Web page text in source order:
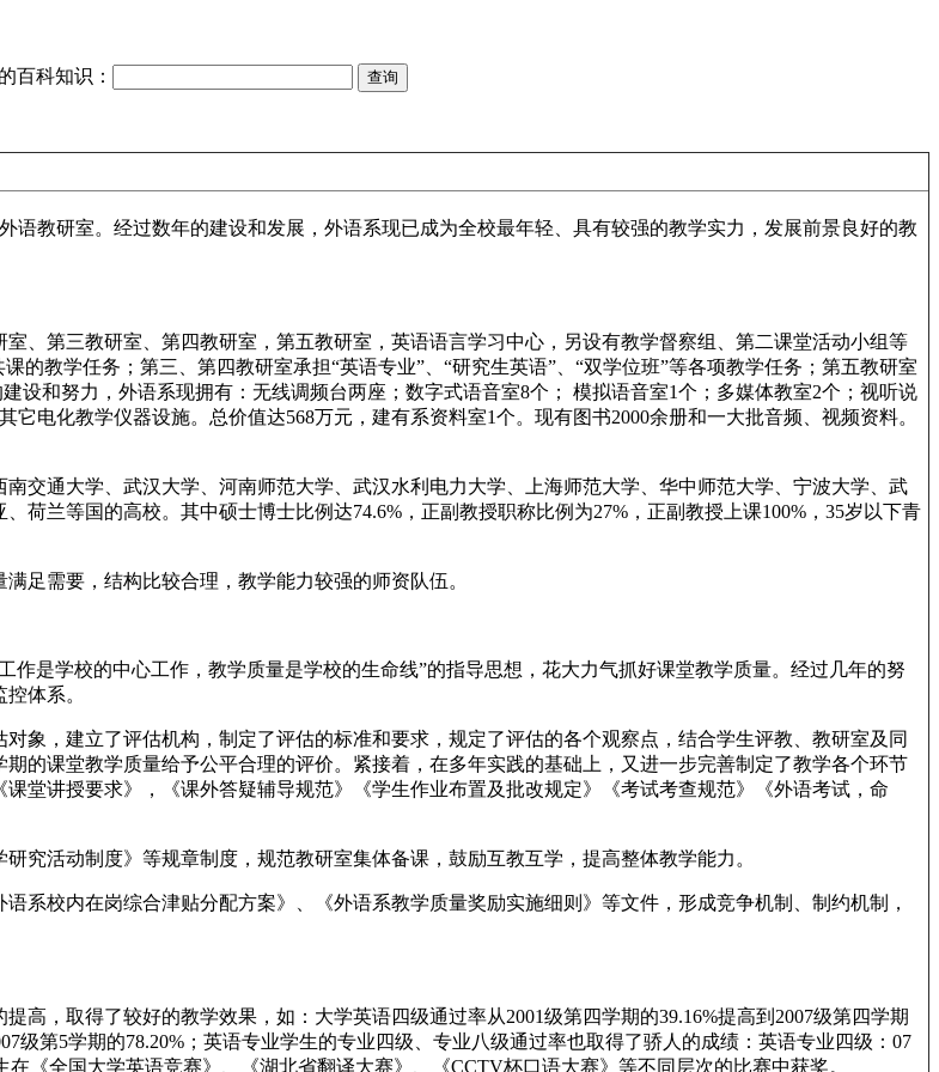
百科知识：
语教研室。经过数年的建设和发展，外语系现已成为全校最年轻、具有较强的教学实力，发展前景良好的教
、第三教研室、第四教研室，第五教研室，英语语言学习中心，另设有教学督察组、第二课堂活动小组等
的教学任务；第三、第四教研室承担“英语专业”、“研究生英语”、“双学位班”等各项教学任务；第五教研室
设和努力，外语系现拥有：无线调频台两座；数字式语音室8个； 模拟语音室1个；多媒体教室2个；视听说
电化教学仪器设施。总价值达568万元，建有系资料室1个。现有图书2000余册和一大批音频、视频资料。
交通大学、武汉大学、河南师范大学、武汉水利电力大学、上海师范大学、华中师范大学、宁波大学、武
荷兰等国的高校。其中硕士博士比例达74.6%，正副教授职称比例为27%，正副教授上课100%，35岁以下青
足需要，结构比较合理，教学能力较强的师资队伍。
是学校的中心工作，教学质量是学校的生命线”的指导思想，花大力气抓好课堂教学质量。经过几年的努
体系。
象，建立了评估机构，制定了评估的标准和要求，规定了评估的各个观察点，结合学生评教、教研室及同
的课堂教学质量给予公平合理的评价。紧接着，在多年实践的基础上，又进一步完善制定了教学各个环节
堂讲授要求》，《课外答疑辅导规范》《学生作业布置及批改规定》《考试考查规范》《外语考试，命
究活动制度》等规章制度，规范教研室集体备课，鼓励互教互学，提高整体教学能力。
系校内在岗综合津贴分配方案》、《外语系教学质量奖励实施细则》等文件，形成竞争机制、制约机制，
高，取得了较好的教学效果，如：大学英语四级通过率从2001级第四学期的39.16%提高到2007级第四学期
级第5学期的78.20%；英语专业学生的专业四级、专业八级通过率也取得了骄人的成绩：英语专业四级：07
《全国大学英语竞赛》、《湖北省翻译大赛》、《CCTV杯口语大赛》等不同层次的比赛中获奖。